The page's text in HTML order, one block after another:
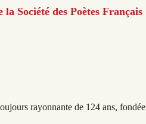
Société des Poètes Français
rayonnante de 124 ans, fondée